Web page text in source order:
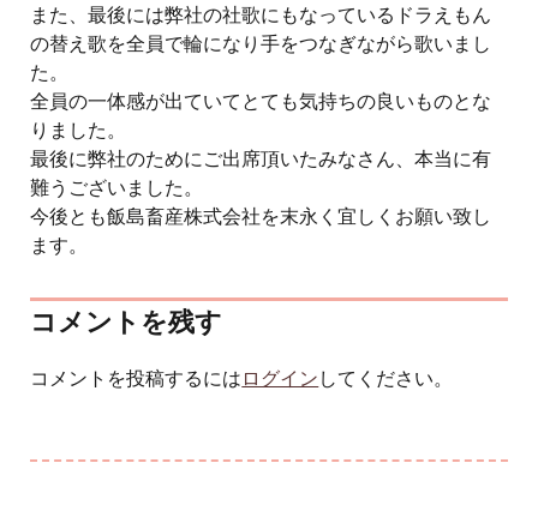
また、最後には弊社の社歌にもなっているドラえもん
の替え歌を全員で輪になり手をつなぎながら歌いまし
た。
全員の一体感が出ていてとても気持ちの良いものとな
りました。
最後に弊社のためにご出席頂いたみなさん、本当に有
難うございました。
今後とも飯島畜産株式会社を末永く宜しくお願い致し
ます。
コメントを残す
コメントを投稿するには ログイン してください。